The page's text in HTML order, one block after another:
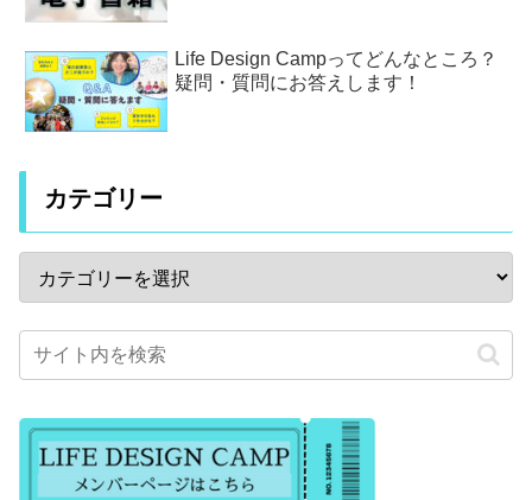
Life Design Campってどんなところ？
疑問・質問にお答えします！
カテゴリー